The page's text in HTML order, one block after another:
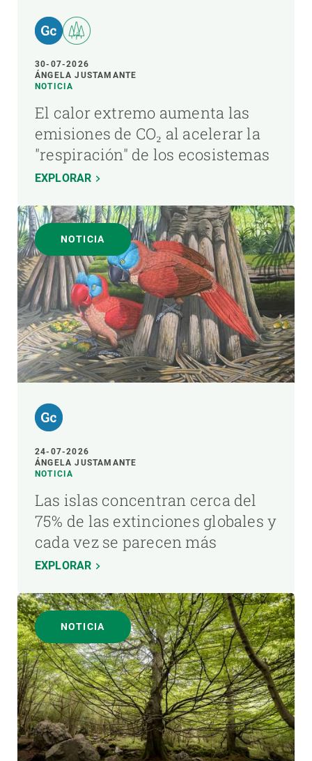
30-07-2026
ÁNGELA JUSTAMANTE
NOTICIA
El calor extremo aumenta las
emisiones de CO₂ al acelerar la
"respiración" de los ecosistemas
EXPLORAR
NOTICIA
24-07-2026
ÁNGELA JUSTAMANTE
NOTICIA
Las islas concentran cerca del
75% de las extinciones globales y
cada vez se parecen más
EXPLORAR
NOTICIA